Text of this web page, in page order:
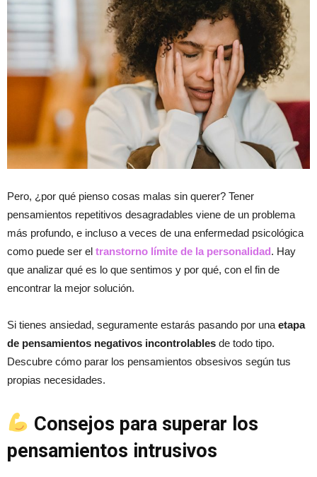
Pero, ¿por qué pienso cosas malas sin querer? Tener
pensamientos repetitivos desagradables viene de un problema
más profundo, e incluso a veces de una enfermedad psicológica
como puede ser el transtorno límite de la personalidad. Hay
que analizar qué es lo que sentimos y por qué, con el fin de
encontrar la mejor solución.
Si tienes ansiedad, seguramente estarás pasando por una etapa
de pensamientos negativos incontrolables de todo tipo.
Descubre cómo parar los pensamientos obsesivos según tus
propias necesidades.
Consejos para superar los
pensamientos intrusivos